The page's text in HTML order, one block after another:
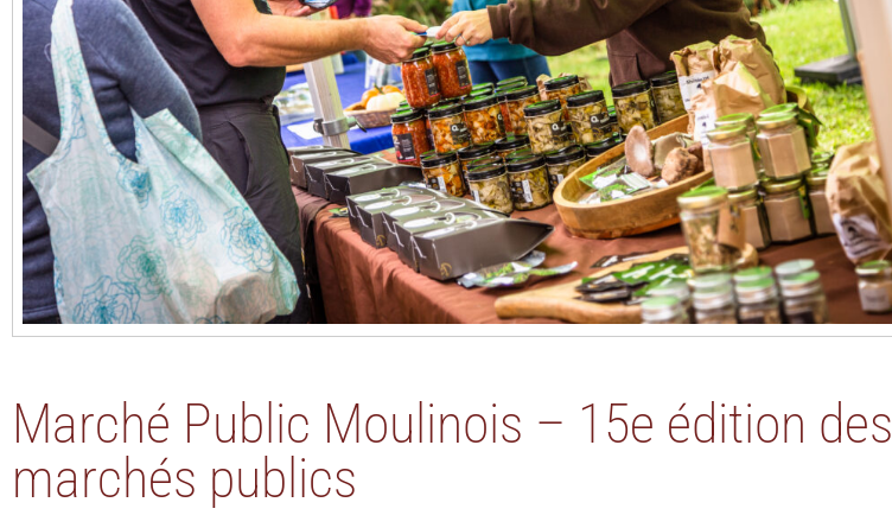
Marché Public Moulinois – 15e édition des
marchés publics